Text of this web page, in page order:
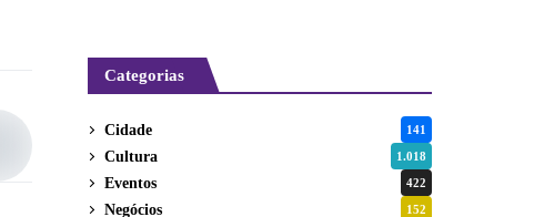
Categorias
Cidade 141
Cultura 1.018
Eventos 422
Negócios 152